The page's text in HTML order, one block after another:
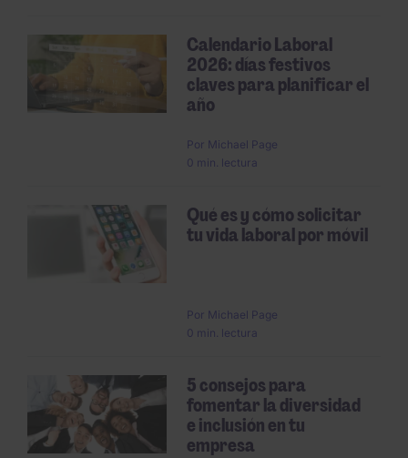
Calendario Laboral
2026: días festivos
claves para planificar el
año
Por Michael Page
0 min. lectura
Qué es y cómo solicitar
tu vida laboral por móvil
Por Michael Page
0 min. lectura
5 consejos para
fomentar la diversidad
e inclusión en tu
empresa